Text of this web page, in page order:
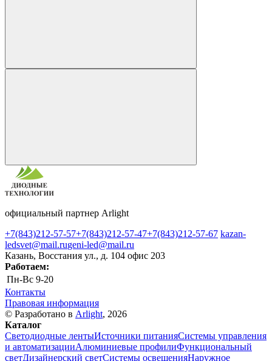
официальный партнер Arlight
+7(843)212-57-57+7(843)212-57-47+7(843)212-57-67 kazan-
ledsvet@mail.rugeni-led@mail.ru
Казань, Восстания ул., д. 104 офис 203
Работаем:
Пн-Вс 9-20
Контакты
Правовая информация
© Разработано в Arlight, 2026
Каталог
Светодиодные лентыИсточники питанияСистемы управления
и автоматизацииАлюминиевые профилиФункциональный
светДизайнерский светСистемы освещенияНаружное